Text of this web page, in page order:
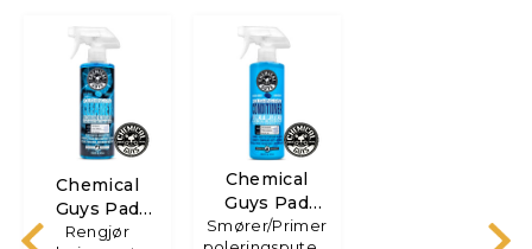
Chemical
Guys Pad
Cleaner
Rengjør
Chemical
Guys Pad
Conditioner
Smører/Primer